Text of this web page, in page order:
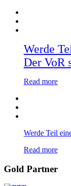
Werde
Der VoR
Read more
Werde Teil
Read more
Gold Partner